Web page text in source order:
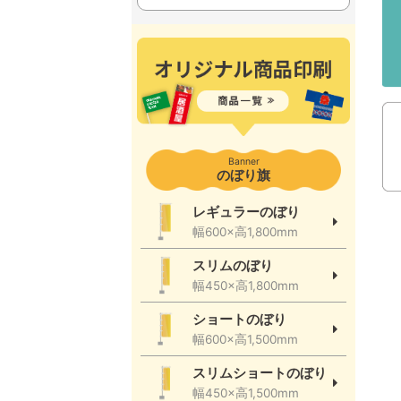
Banner
のぼり旗
レギュラーのぼり
幅600×高1,800mm
スリムのぼり
幅450×高1,800mm
ショートのぼり
幅600×高1,500mm
スリムショートのぼり
幅450×高1,500mm